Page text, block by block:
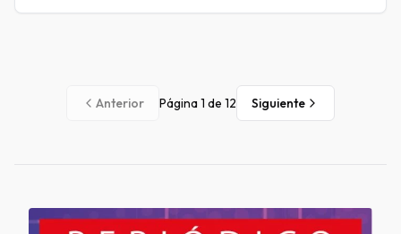
Anterior Página1 de 12 Siguiente